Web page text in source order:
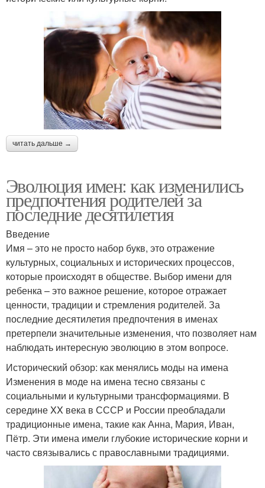
читать дальше →
Эволюция имен: как изменились
предпочтения родителей за
последние десятилетия
Введение
Имя – это не просто набор букв, это отражение
культурных, социальных и исторических процессов,
которые происходят в обществе. Выбор имени для
ребенка – это важное решение, которое отражает
ценности, традиции и стремления родителей. За
последние десятилетия предпочтения в именах
претерпели значительные изменения, что позволяет нам
наблюдать интересную эволюцию в этом вопросе.
Исторический обзор: как менялись моды на имена
Изменения в моде на имена тесно связаны с
социальными и культурными трансформациями. В
середине XX века в СССР и России преобладали
традиционные имена, такие как Анна, Мария, Иван,
Пётр. Эти имена имели глубокие исторические корни и
часто связывались с православными традициями.